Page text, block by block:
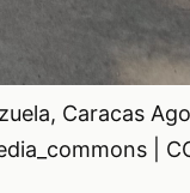
Caracas
|